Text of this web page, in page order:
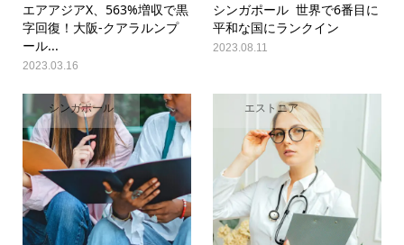
エアアジアX、563%増収で黒
字回復！大阪-クアラルンプ
ール...
2023.03.16
シンガポール 世界で6番目に
平和な国にランクイン
2023.08.11
シンガポール エストニア